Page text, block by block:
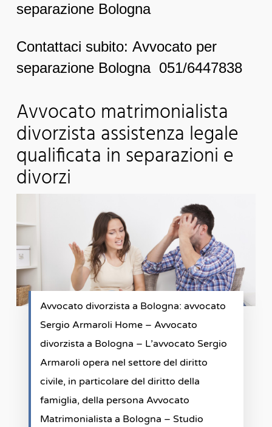
separazione Bologna
Contattaci subito: Avvocato per
separazione Bologna 051/6447838
Avvocato matrimonialista
divorzista assistenza legale
qualificata in separazioni e
divorzi
Avvocato divorzista a Bologna: avvocato
Sergio Armaroli Home – Avvocato
divorzista a Bologna – L’avvocato Sergio
Armaroli opera nel settore del diritto
civile, in particolare del diritto della
famiglia, della persona Avvocato
Matrimonialista a Bologna – Studio